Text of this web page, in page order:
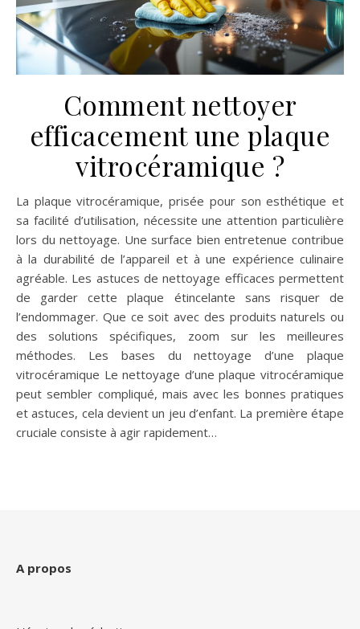
Comment nettoyer
efficacement une plaque
vitrocéramique ?
La plaque vitrocéramique, prisée pour son esthétique et
sa facilité d’utilisation, nécessite une attention particulière
lors du nettoyage. Une surface bien entretenue contribue
à la durabilité de l’appareil et à une expérience culinaire
agréable. Les astuces de nettoyage efficaces permettent
de garder cette plaque étincelante sans risquer de
l’endommager. Que ce soit avec des produits naturels ou
des solutions spécifiques, zoom sur les meilleures
méthodes. Les bases du nettoyage d’une plaque
vitrocéramique Le nettoyage d’une plaque vitrocéramique
peut sembler compliqué, mais avec les bonnes pratiques
et astuces, cela devient un jeu d’enfant. La première étape
cruciale consiste à agir rapidement…
A propos